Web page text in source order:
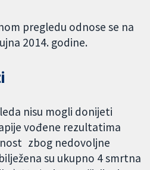
pregledu odnose se na
2014. godine.
nisu mogli donijeti
vođene rezultatima
zbog nedovoljne
su ukupno 4 smrtna